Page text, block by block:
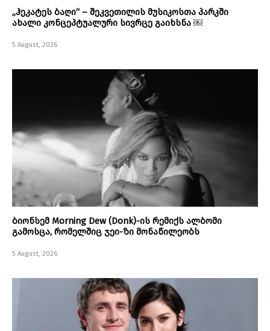
„ჰეკატეს ბაღი“ – შეკვეთილის მუსიკოსთა პარკში
ახალი კონცეპტუალური სივრცე გაიხსნა ￼
5 August, 2026
ბიონსემ Morning Dew (Donk)-ის რემიქს ალბომი
გამოსცა, რომელშიც ჯეი-ზი მონაწილეობს
5 August, 2026